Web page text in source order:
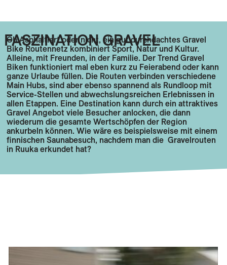
FASZINATION GRAVEL
Ob Asphaltiert oder nicht, ein gut durchdachtes Gravel
Bike Routennetz kombiniert Sport, Natur und Kultur.
Alleine, mit Freunden, in der Familie. Der Trend Gravel
Biken funktioniert mal eben kurz zu Feierabend oder kann
ganze Urlaube füllen. Die Routen verbinden verschiedene
Main Hubs, sind aber ebenso spannend als Rundloop mit
Service-Stellen und abwechslungsreichen Erlebnissen in
allen Etappen. Eine Destination kann durch ein attraktives
Gravel Angebot viele Besucher anlocken, die dann
wiederum die gesamte Wertschöpfen der Region
ankurbeln können. Wie wäre es beispielsweise mit einem
finnischen Saunabesuch, nachdem man die Gravelrouten
in Ruuka erkundet hat?